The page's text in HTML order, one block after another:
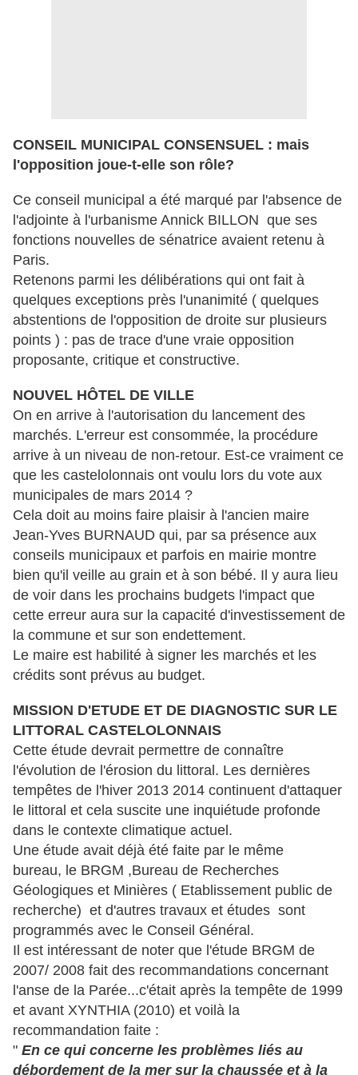
CONSEIL MUNICIPAL CONSENSUEL : mais
l'opposition joue-t-elle son rôle?
Ce conseil municipal a été marqué par l'absence de
l'adjointe à l'urbanisme Annick BILLON que ses
fonctions nouvelles de sénatrice avaient retenu à
Paris.
Retenons parmi les délibérations qui ont fait à
quelques exceptions près l'unanimité ( quelques
abstentions de l'opposition de droite sur plusieurs
points ) : pas de trace d'une vraie opposition
proposante, critique et constructive.
NOUVEL HÔTEL DE VILLE
On en arrive à l'autorisation du lancement des
marchés. L'erreur est consommée, la procédure
arrive à un niveau de non-retour. Est-ce vraiment ce
que les castelolonnais ont voulu lors du vote aux
municipales de mars 2014 ?
Cela doit au moins faire plaisir à l'ancien maire
Jean-Yves BURNAUD qui, par sa présence aux
conseils municipaux et parfois en mairie montre
bien qu'il veille au grain et à son bébé. Il y aura lieu
de voir dans les prochains budgets l'impact que
cette erreur aura sur la capacité d'investissement de
la commune et sur son endettement.
Le maire est habilité à signer les marchés et les
crédits sont prévus au budget.
MISSION D'ETUDE ET DE DIAGNOSTIC SUR LE
LITTORAL CASTELOLONNAIS
Cette étude devrait permettre de connaître
l'évolution de l'érosion du littoral. Les dernières
tempêtes de l'hiver 2013 2014 continuent d'attaquer
le littoral et cela suscite une inquiétude profonde
dans le contexte climatique actuel.
Une étude avait déjà été faite par le même
bureau, le BRGM ,Bureau de Recherches
Géologiques et Minières ( Etablissement public de
recherche) et d'autres travaux et études sont
programmés avec le Conseil Général.
Il est intéressant de noter que l'étude BRGM de
2007/ 2008 fait des recommandations concernant
l'anse de la Parée...c'était après la tempête de 1999
et avant XYNTHIA (2010) et voilà la
recommandation faite :
" En ce qui concerne les problèmes liés au
débordement de la mer sur la chaussée et à la